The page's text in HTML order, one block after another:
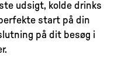
udsigt, kolde drinks
start på din
på dit besøg i